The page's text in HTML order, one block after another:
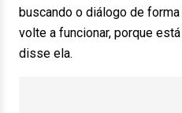
buscando o diálogo de
volte a funcionar, porque
disse ela.